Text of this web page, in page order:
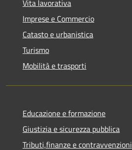
Vita lavorativa
Imprese e Commercio
Catasto e urbanistica
Turismo
Mobilità e trasporti
Educazione e formazione
Giustizia e sicurezza pubblica
Tributi,finanze e contravvenzioni